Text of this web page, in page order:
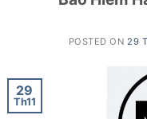
POSTED ON 29
29
Th11